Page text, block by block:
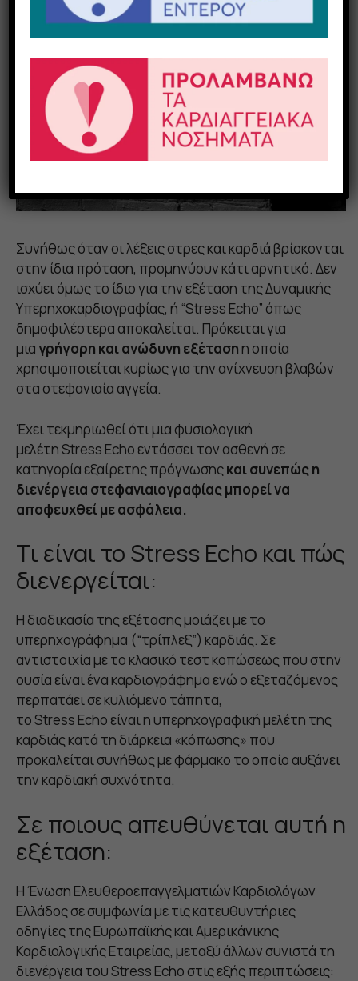
Συνήθως όταν οι λέξεις στρες και καρδιά βρίσκονται
στην ίδια πρόταση, προμηνύουν κάτι αρνητικό. Δεν
ισχύει όμως το ίδιο για την εξέταση της Δυναμικής
Υπερηχοκαρδιογραφίας, ή “Stress Echo” όπως
δημοφιλέστερα αποκαλείται. Πρόκειται για
μια γρήγορη και ανώδυνη εξέταση η οποία
χρησιμοποιείται κυρίως για την ανίχνευση βλαβών
στα στεφανιαία αγγεία.
Έχει τεκμηριωθεί ότι μια φυσιολογική
μελέτη Stress Echo εντάσσει τον ασθενή σε
κατηγορία εξαίρετης πρόγνωσηςκαι συνεπώς η
διενέργεια στεφανιαιογραφίας μπορεί να
αποφευχθεί με ασφάλεια.
Τι είναι το Stress Echo και πώς
διενεργείται:
Η διαδικασία της εξέτασης μοιάζει με το
υπερηχογράφημα (“τρίπλεξ”) καρδιάς. Σε
αντιστοιχία με το κλασικό τεστ κοπώσεως που στην
ουσία είναι ένα καρδιογράφημα ενώ ο εξεταζόμενος
περπατάει σε κυλιόμενο τάπητα,
το Stress Echo είναι η υπερηχογραφική μελέτη της
καρδιάς κατά τη διάρκεια «κόπωσης» που
προκαλείται συνήθως με φάρμακο το οποίο αυξάνει
την καρδιακή συχνότητα.
Σε ποιους απευθύνεται αυτή η
εξέταση:
Η Ένωση Ελευθεροεπαγγελματιών Καρδιολόγων
Ελλάδος σε συμφωνία με τις κατευθυντήριες
οδηγίες της Ευρωπαϊκής και Αμερικάνικης
Καρδιολογικής Εταιρείας, μεταξύ άλλων συνιστά τη
διενέργεια του Stress Echo στις εξής περιπτώσεις: